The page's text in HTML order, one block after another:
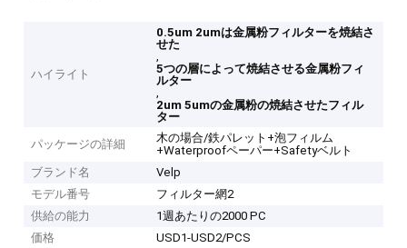
ハイライト
0.5um 2umは金属粉フィルターを焼結さ
せた
,
5つの層によって焼結させる金属粉フィ
ルター
,
2um 5umの金属粉の焼結させたフィル
ター
パッケージの詳細
木の場合/鉄パレット+泡フィルム
+Waterproofペーパー+Safetyベルト
ブランド名
Velp
モデル番号
フィルター網2
供給の能力
1週あたりの2000 PC
価格
USD1-USD2/PCS